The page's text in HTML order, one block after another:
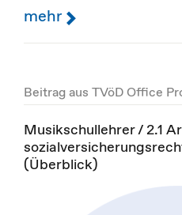
mehr
Beitrag aus TVöD Office
Musikschullehrer / 2.1
(Überblick)